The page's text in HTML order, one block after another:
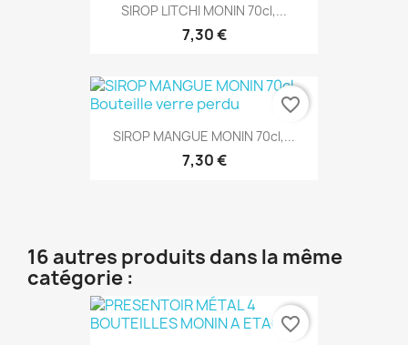
SIROP LITCHI MONIN 70cl,...
7,30 €
SIROP MANGUE MONIN 70cl,...
7,30 €
favorite_border
16 autres produits dans la même
catégorie :
favorite_border